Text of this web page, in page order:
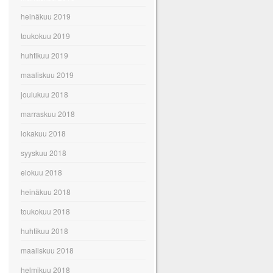
heinäkuu 2019
toukokuu 2019
huhtikuu 2019
maaliskuu 2019
joulukuu 2018
marraskuu 2018
lokakuu 2018
syyskuu 2018
elokuu 2018
heinäkuu 2018
toukokuu 2018
huhtikuu 2018
maaliskuu 2018
helmikuu 2018